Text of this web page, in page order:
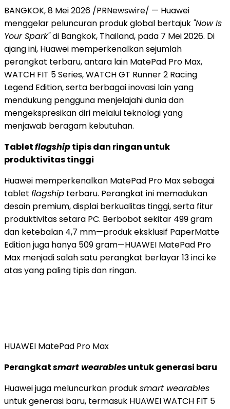
BANGKOK, 8 Mei 2026 /PRNewswire/ — Huawei
menggelar peluncuran produk global bertajuk "Now Is
Your Spark"di Bangkok, Thailand, pada 7 Mei 2026. Di
ajang ini, Huawei memperkenalkan sejumlah
perangkat terbaru, antara lain MatePad Pro Max,
WATCH FIT 5 Series, WATCH GT Runner 2 Racing
Legend Edition, serta berbagai inovasi lain yang
mendukung pengguna menjelajahi dunia dan
mengekspresikan diri melalui teknologi yang
menjawab beragam kebutuhan.
Tabletflagshiptipis dan ringan untuk
produktivitas tinggi
Huawei memperkenalkan MatePad Pro Max sebagai
tablet flagship terbaru. Perangkat ini memadukan
desain premium, displai berkualitas tinggi, serta fitur
produktivitas setara PC. Berbobot sekitar 499 gram
dan ketebalan 4,7 mm—produk eksklusif PaperMatte
Edition juga hanya 509 gram—HUAWEI MatePad Pro
Max menjadi salah satu perangkat berlayar 13 inci ke
atas yang paling tipis dan ringan.
HUAWEI MatePad Pro Max
Perangkatsmart wearablesuntuk generasi baru
Huawei juga meluncurkan produksmart wearables
untuk generasi baru, termasuk HUAWEI WATCH FIT 5